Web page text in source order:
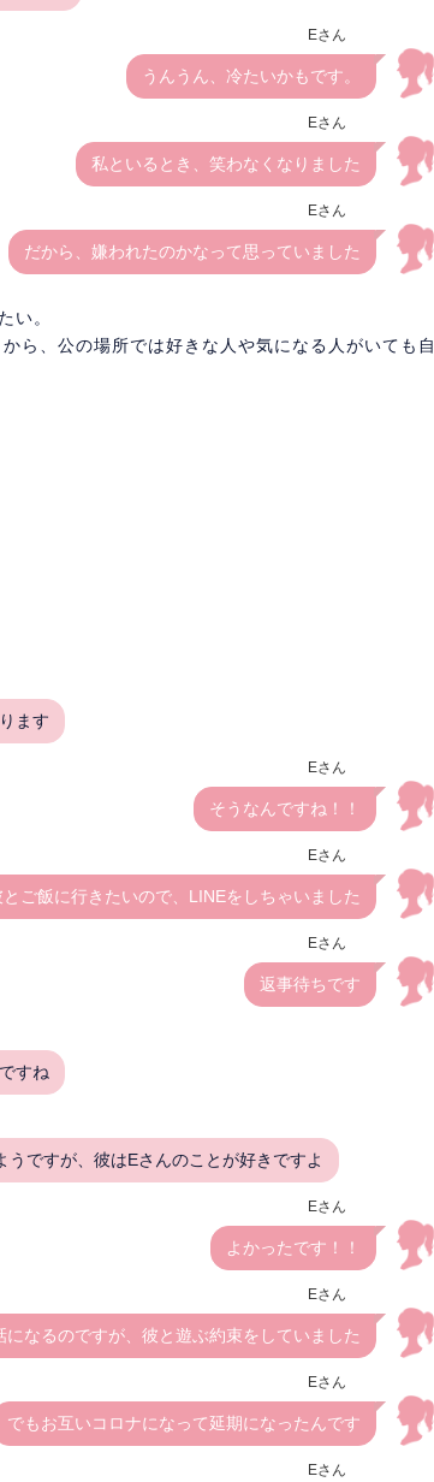
Eさん
うんうん、冷たいかもです。
Eさん
私といるとき、笑わなくなりました
Eさん
だから、嫌われたのかなって思っていました
い。
ら、公の場所では好きな人や気になる人がいても自
ます
Eさん
そうなんですね！！
Eさん
とご飯に行きたいので、LINEをしちゃいました
Eさん
返事待ちです
すね
ですが、彼はEさんのことが好きですよ
Eさん
よかったです！！
Eさん
になるのですが、彼と遊ぶ約束をしていました
Eさん
でもお互いコロナになって延期になったんです
Eさん